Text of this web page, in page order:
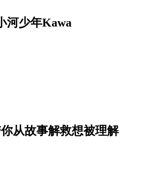
河少年Kawa
从故事解救想被理解